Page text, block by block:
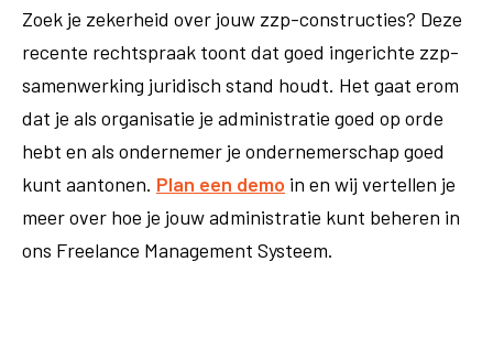
Zoek je zekerheid over jouw zzp-constructies? Deze
recente rechtspraak toont dat goed ingerichte zzp-
samenwerking juridisch stand houdt. Het gaat erom
dat je als organisatie je administratie goed op orde
hebt en als ondernemer je ondernemerschap goed
kunt aantonen. Plan een demo in en wij vertellen je
meer over hoe je jouw administratie kunt beheren in
ons Freelance Management Systeem.